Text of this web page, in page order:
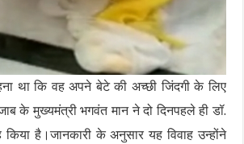
था कि वह अपने बेटे की अच्छी जिंदगी के लिए
के मुख्यमंत्री भगवंत मान ने दो दिनपहले ही डॉ.
किया है।जानकारी के अनुसार यह विवाह उन्होंने